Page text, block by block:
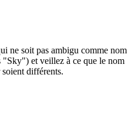
ne soit pas ambigu comme nom
"Sky") et veillez à ce que le nom
différents.